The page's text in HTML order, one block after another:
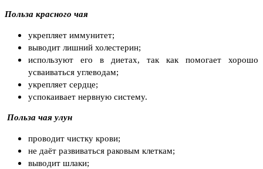
Польза красного чая
укрепляет иммунитет;
выводит лишний холестерин;
используют его в диетах, так как помогает хорошо
усваиваться углеводам;
укрепляет сердце;
успокаивает нервную систему.
Польза чая улун
проводит чистку крови;
не даёт развиваться раковым клеткам;
выводит шлаки;